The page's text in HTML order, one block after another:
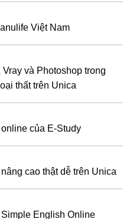
Việt Nam
và Photoshop trong
thất trên Unica
của E-Study
cao thật dễ trên Unica
English Online